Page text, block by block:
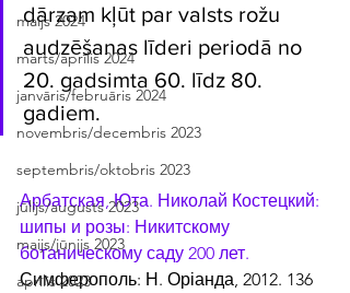
maijs 2024
marts/aprīlis 2024
janvāris/februāris 2024
novembris/decembris 2023
septembris/oktobris 2023
jūlijs/augusts 2023
maijs/jūnijs 2023
aprīlis 2023
dārzam kļūt par valsts rožu
audzēšanas līderi periodā no
20. gadsimta 60. līdz 80.
gadiem.
Арбатская, Юта. Николай Костецкий:
шипы и розы: Никитскому
ботаническому саду 200 лет.
Симферополь: Н. Оріанда, 2012. 136